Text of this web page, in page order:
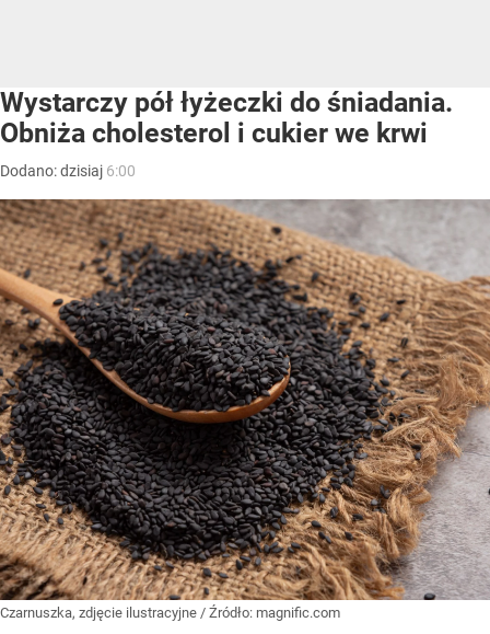
Wystarczy pół łyżeczki do śniadania.
Obniża cholesterol i cukier we krwi
Dodano:dzisiaj 6:00
Czarnuszka, zdjęcie ilustracyjne / Źródło: magnific.com